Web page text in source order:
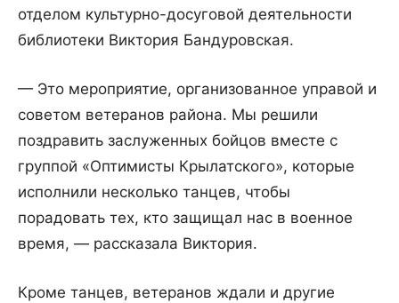
отделом культурно-досуговой деятельности
библиотеки Виктория Бандуровская.
— Это мероприятие, организованное управой и
советом ветеранов района. Мы решили
поздравить заслуженных бойцов вместе с
группой «Оптимисты Крылатского», которые
исполнили несколько танцев, чтобы
порадовать тех, кто защищал нас в военное
время, — рассказала Виктория.
Кроме танцев, ветеранов ждали и другие